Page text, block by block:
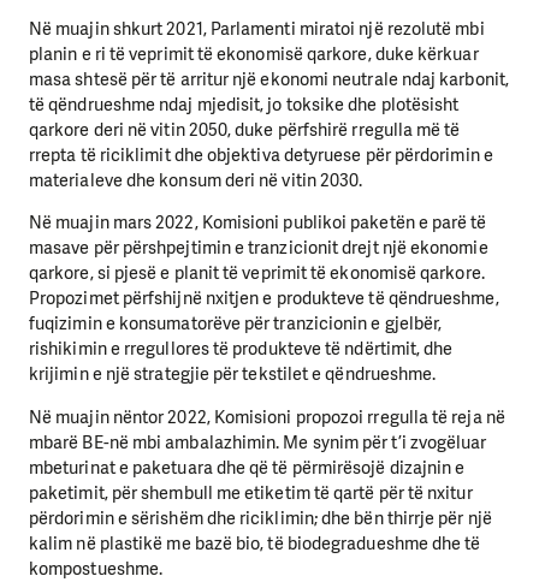
Në muajin shkurt 2021, Parlamenti miratoi një rezolutë mbi
planin e ri të veprimit të ekonomisë qarkore, duke kërkuar
masa shtesë për të arritur një ekonomi neutrale ndaj karbonit,
të qëndrueshme ndaj mjedisit, jo toksike dhe plotësisht
qarkore deri në vitin 2050, duke përfshirë rregulla më të
rrepta të riciklimit dhe objektiva detyruese për përdorimin e
materialeve dhe konsum deri në vitin 2030.
Në muajin mars 2022, Komisioni publikoi paketën e parë të
masave për përshpejtimin e tranzicionit drejt një ekonomie
qarkore, si pjesë e planit të veprimit të ekonomisë qarkore.
Propozimet përfshijnë nxitjen e produkteve të qëndrueshme,
fuqizimin e konsumatorëve për tranzicionin e gjelbër,
rishikimin e rregullores të produkteve të ndërtimit, dhe
krijimin e një strategjie për tekstilet e qëndrueshme.
Në muajin nëntor 2022, Komisioni propozoi rregulla të reja në
mbarë BE-në mbi ambalazhimin. Me synim për t’i zvogëluar
mbeturinat e paketuara dhe që të përmirësojë dizajnin e
paketimit, për shembull me etiketim të qartë për të nxitur
përdorimin e sërishëm dhe riciklimin; dhe bën thirrje për një
kalim në plastikë me bazë bio, të biodegradueshme dhe të
kompostueshme.